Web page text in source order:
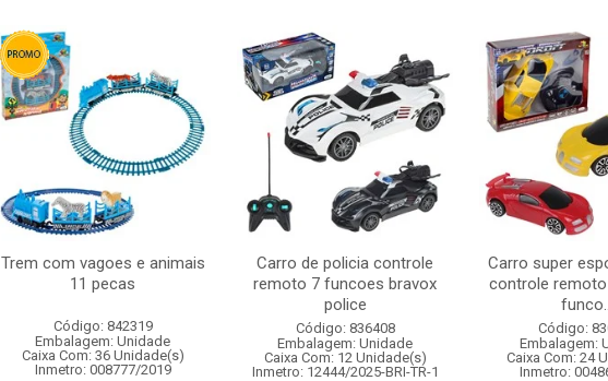
Trem com vagoes e animais
11 pecas
Código: 842319
Embalagem: Unidade
Caixa Com: 36 Unidade(s)
Inmetro: 008777/2019
Carro de policia controle
remoto 7 funcoes bravox
police
Código: 836408
Embalagem: Unidade
Caixa Com: 12 Unidade(s)
Inmetro: 12444/2025-BRI-TR-1
Carro super
controle
Código:
Embalagem:
Caixa Com: 24
Inmetro: